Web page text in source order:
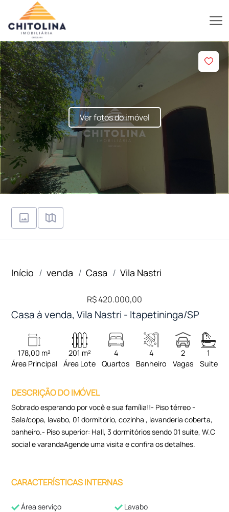
Ver fotos do imóvel
Início venda Casa Vila Nastri
R$ 420.000,00
Casa à venda, Vila Nastri - Itapetininga/SP
178,00 m²
Área Principal
201 m²
Área Lote
4
Quartos
4
Banheiro
2
Vagas
1
Suite
DESCRIÇÃO DO IMÓVEL
Sobrado esperando por você e sua família!!- Piso térreo -
Sala/copa, lavabo, 01 dormitório, cozinha , lavanderia coberta,
banheiro.- Piso superior: Hall, 3 dormitórios sendo 01 suíte, W.C
social e varandaAgende uma visita e confira os detalhes.
CARACTERÍSTICAS INTERNAS
Área serviço Lavabo